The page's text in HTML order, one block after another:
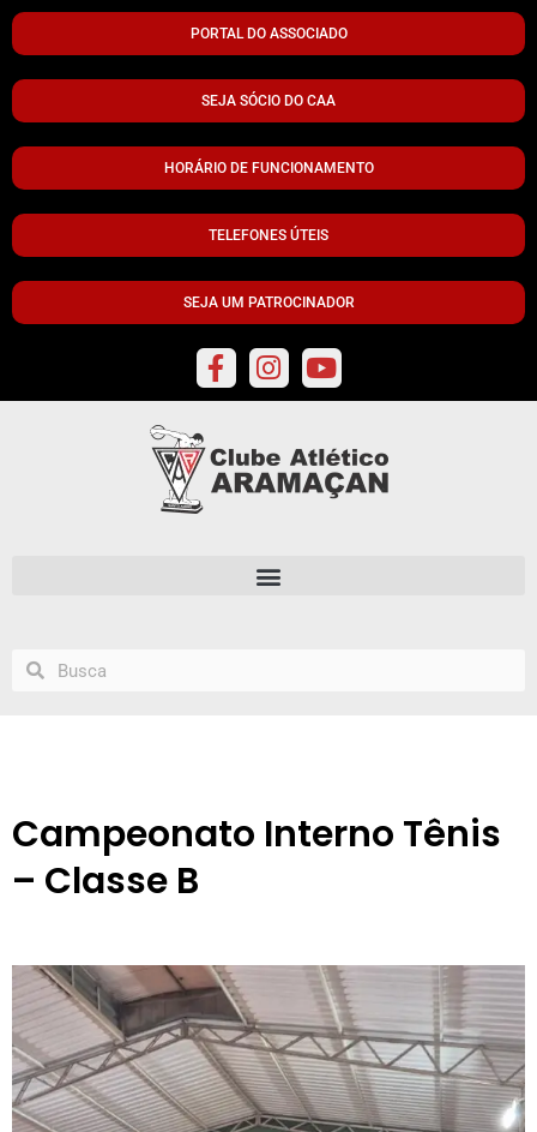
PORTAL DO ASSOCIADO
SEJA SÓCIO DO CAA
HORÁRIO DE FUNCIONAMENTO
TELEFONES ÚTEIS
SEJA UM PATROCINADOR
Campeonato Interno Tênis
– Classe B